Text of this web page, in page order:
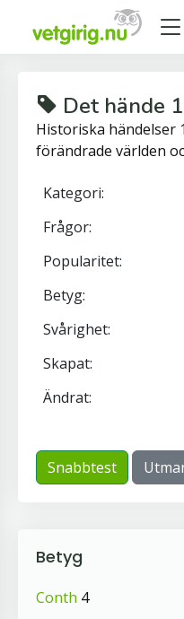
Det hände
Historiska händelser
förändrade världen
Kategori:
Frågor:
Popularitet:
Betyg:
Svårighet:
Skapat:
Ändrat:
Snabbtest
Betyg
Conth 4